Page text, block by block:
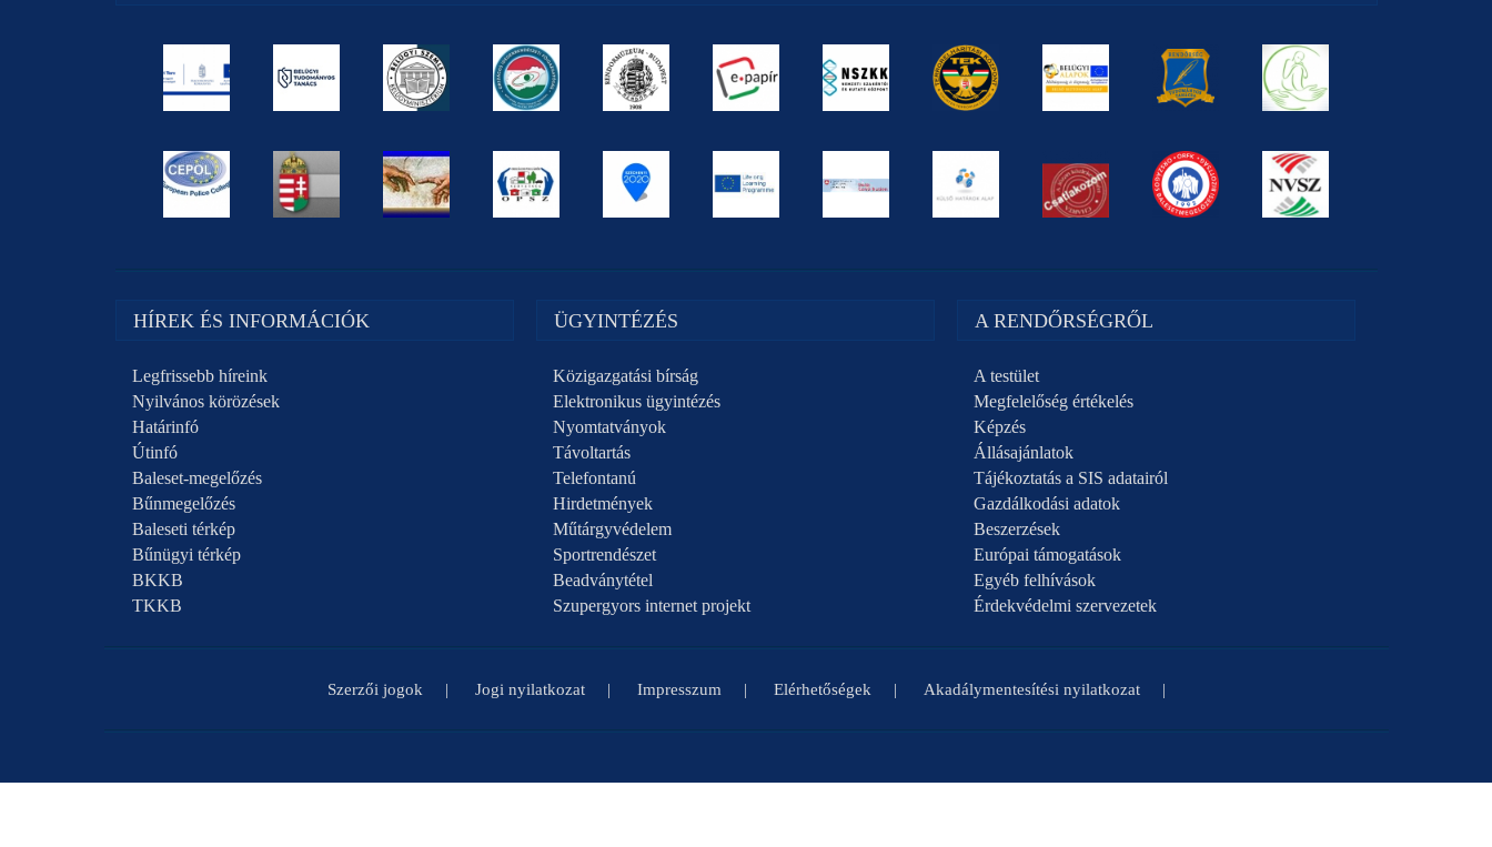
HÍREK ÉS INFORMÁCIÓK
Legfrissebb híreink
Nyilvános körözések
Határinfó
Útinfó
Baleset-megelőzés
Bűnmegelőzés
Baleseti térkép
Bűnügyi térkép
BKKB
TKKB
ÜGYINTÉZÉS
Közigazgatási bírság
Elektronikus ügyintézés
Nyomtatványok
Távoltartás
Telefontanú
Hirdetmények
Műtárgyvédelem
Sportrendészet
Beadványtétel
Szupergyors internet projekt
A RENDŐRSÉGRŐL
A testület
Megfelelőség értékelés
Képzés
Állásajánlatok
Tájékoztatás a SIS adatairól
Gazdálkodási adatok
Beszerzések
Európai támogatások
Egyéb felhívások
Érdekvédelmi szervezetek
Szerzői jogok Jogi nyilatkozat Impresszum Elérhetőségek Akadálymentesítési nyilatkozat